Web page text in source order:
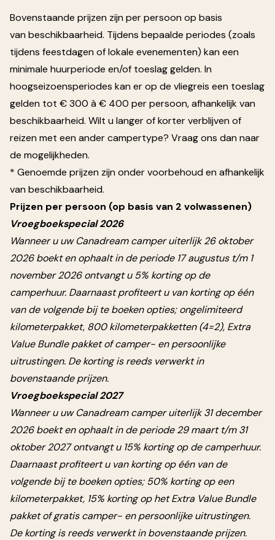
Bovenstaande prijzen zijn per persoon op basis
van beschikbaarheid. Tijdens bepaalde periodes (zoals
tijdens feestdagen of lokale evenementen) kan een
minimale huurperiode en/of toeslag gelden. In
hoogseizoensperiodes kan er op de vliegreis een toeslag
gelden tot € 300 à € 400 per persoon, afhankelijk van
beschikbaarheid. Wilt u langer of korter verblijven of
reizen met een ander campertype? Vraag ons dan naar
de mogelijkheden.
* Genoemde prijzen zijn onder voorbehoud en afhankelijk
van beschikbaarheid.
Prijzen per persoon (op basis van 2 volwassenen)
Vroegboekspecial 2026
Wanneer u uw Canadream camper uiterlijk 26 oktober
2026 boekt en ophaalt in de periode 17 augustus t/m 1
november 2026 ontvangt u 5% korting op de
camperhuur. Daarnaast profiteert u van korting op één
van de volgende bij te boeken opties; ongelimiteerd
kilometerpakket, 800 kilometerpakketten (4=2), Extra
Value Bundle pakket of camper- en persoonlijke
uitrustingen. De korting is reeds verwerkt in
bovenstaande prijzen.
Vroegboekspecial 2027
Wanneer u uw Canadream camper uiterlijk 31 december
2026 boekt en ophaalt in de periode 29 maart t/m 31
oktober 2027 ontvangt u 15% korting op de camperhuur.
Daarnaast profiteert u van korting op één van de
volgende bij te boeken opties; 50% korting op een
kilometerpakket, 15% korting op het Extra Value Bundle
pakket of gratis camper- en persoonlijke uitrustingen.
De korting is reeds verwerkt in bovenstaande prijzen.